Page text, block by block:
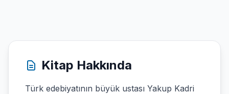
Kitap Hakkında
Türk edebiyatının büyük ustası Yakup Kadri